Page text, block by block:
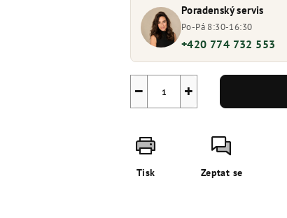
Poradenský servis
Po-Pá 8:30-16:30
+420 774 732 553
+
−
Tisk Zeptat se